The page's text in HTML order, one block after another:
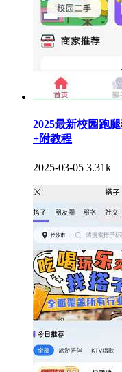
2025最新校园跑
+附教程
2025-03-05 3.31k